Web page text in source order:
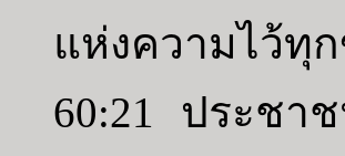
แห่งความไว้ทุ
60:21 ประชา